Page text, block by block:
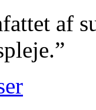
af